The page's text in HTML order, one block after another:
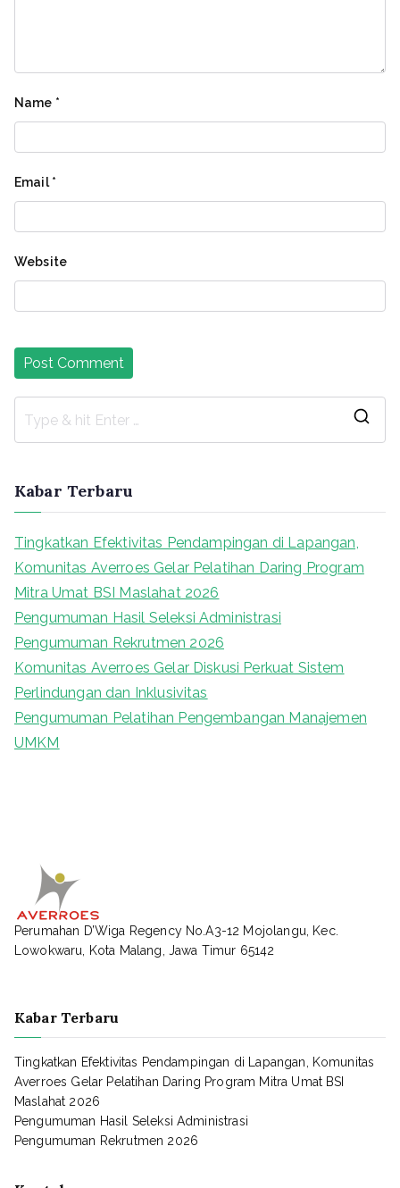
Name *
Email*
Website
Kabar Terbaru
Tingkatkan Efektivitas Pendampingan di Lapangan,
Komunitas Averroes Gelar Pelatihan Daring Program
Mitra Umat BSI Maslahat 2026
Pengumuman Hasil Seleksi Administrasi
Pengumuman Rekrutmen 2026
Komunitas Averroes Gelar Diskusi Perkuat Sistem
Perlindungan dan Inklusivitas
Pengumuman Pelatihan Pengembangan Manajemen
UMKM
Perumahan D’Wiga Regency No.A3-12 Mojolangu, Kec.
Lowokwaru, Kota Malang, Jawa Timur 65142
Kabar Terbaru
Tingkatkan Efektivitas Pendampingan di Lapangan, Komunitas
Averroes Gelar Pelatihan Daring Program Mitra Umat BSI
Maslahat 2026
Pengumuman Hasil Seleksi Administrasi
Pengumuman Rekrutmen 2026